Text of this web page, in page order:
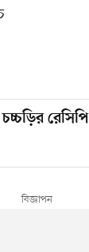
রেসিপি